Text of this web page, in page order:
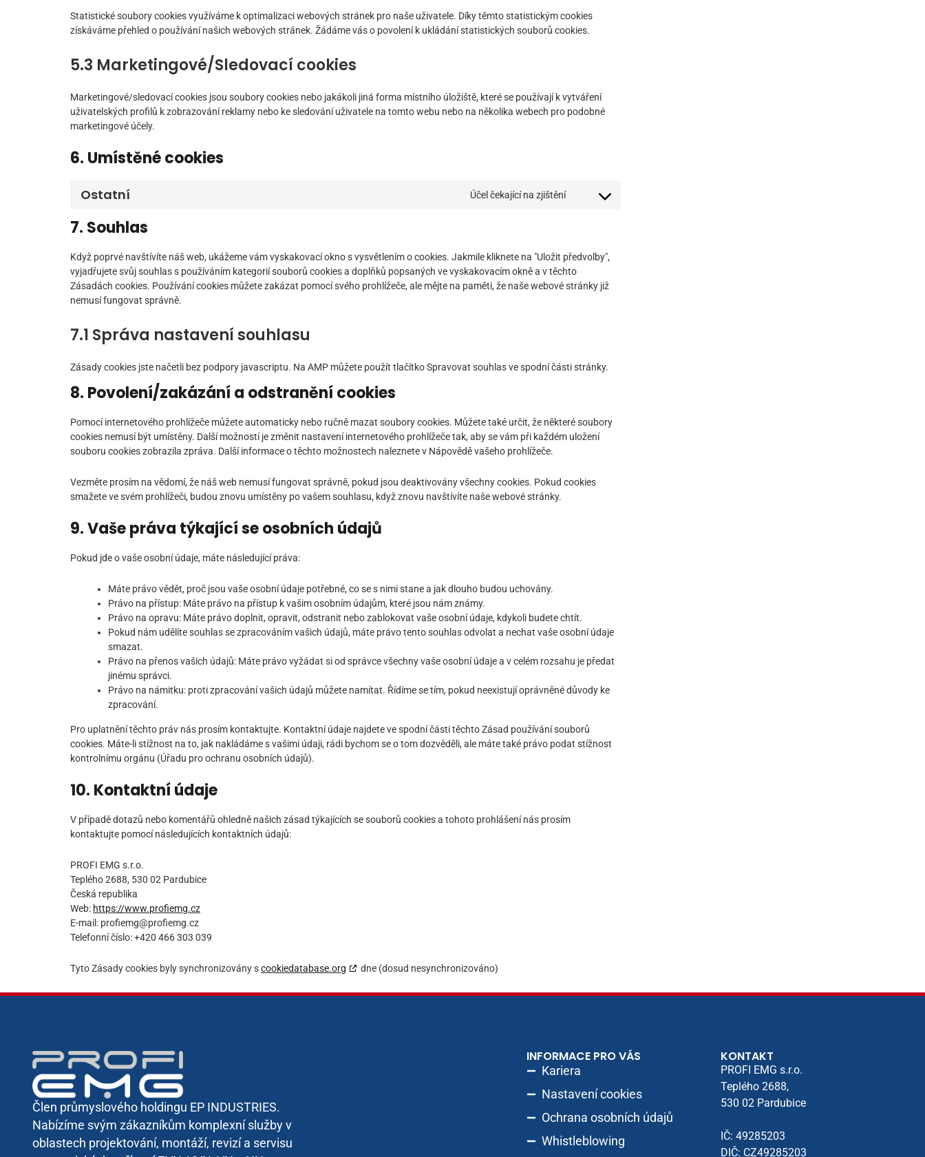
Statistické soubory cookies využíváme k optimalizaci webových stránek pro naše uživatele. Díky těmto statistickým cookies
získáváme přehled o používání našich webových stránek. Žádáme vás o povolení k ukládání statistických souborů cookies.
5.3 Marketingové/Sledovací cookies
Marketingové/sledovací cookies jsou soubory cookies nebo jakákoli jiná forma místního úložiště, které se používají k vytváření
uživatelských profilů k zobrazování reklamy nebo ke sledování uživatele na tomto webu nebo na několika webech pro podobné
marketingové účely.
6. Umístěné cookies
Ostatní Účel čekající na zjištění
7. Souhlas
Když poprvé navštívíte náš web, ukážeme vám vyskakovací okno s vysvětlením o cookies. Jakmile kliknete na "Uložit předvolby",
vyjadřujete svůj souhlas s používáním kategorií souborů cookies a doplňků popsaných ve vyskakovacím okně a v těchto
Zásadách cookies. Používání cookies můžete zakázat pomocí svého prohlížeče, ale mějte na paměti, že naše webové stránky již
nemusí fungovat správně.
7.1 Správa nastavení souhlasu
Zásady cookies jste načetli bez podpory javascriptu. Na AMP můžete použít tlačítko Spravovat souhlas ve spodní části stránky.
8. Povolení/zakázání a odstranění cookies
Pomocí internetového prohlížeče můžete automaticky nebo ručně mazat soubory cookies. Můžete také určit, že některé soubory
cookies nemusí být umístěny. Další možností je změnit nastavení internetového prohlížeče tak, aby se vám při každém uložení
souboru cookies zobrazila zpráva. Další informace o těchto možnostech naleznete v Nápovědě vašeho prohlížeče.
Vezměte prosím na vědomí, že náš web nemusí fungovat správně, pokud jsou deaktivovány všechny cookies. Pokud cookies
smažete ve svém prohlížeči, budou znovu umístěny po vašem souhlasu, když znovu navštívíte naše webové stránky.
9. Vaše práva týkající se osobních údajů
Pokud jde o vaše osobní údaje, máte následující práva:
Máte právo vědět, proč jsou vaše osobní údaje potřebné, co se s nimi stane a jak dlouho budou uchovány.
Právo na přístup: Máte právo na přístup k vašim osobním údajům, které jsou nám známy.
Právo na opravu: Máte právo doplnit, opravit, odstranit nebo zablokovat vaše osobní údaje, kdykoli budete chtít.
Pokud nám udělíte souhlas se zpracováním vašich údajů, máte právo tento souhlas odvolat a nechat vaše osobní údaje
smazat.
Právo na přenos vašich údajů: Máte právo vyžádat si od správce všechny vaše osobní údaje a v celém rozsahu je předat
jinému správci.
Právo na námitku: proti zpracování vašich údajů můžete namítat. Řídíme se tím, pokud neexistují oprávněné důvody ke
zpracování.
Pro uplatnění těchto práv nás prosím kontaktujte. Kontaktní údaje najdete ve spodní části těchto Zásad používání souborů
cookies. Máte-li stížnost na to, jak nakládáme s vašimi údaji, rádi bychom se o tom dozvěděli, ale máte také právo podat stížnost
kontrolnímu orgánu (Úřadu pro ochranu osobních údajů).
10. Kontaktní údaje
V případě dotazů nebo komentářů ohledně našich zásad týkajících se souborů cookies a tohoto prohlášení nás prosím
kontaktujte pomocí následujících kontaktních údajů:
PROFI EMG s.r.o.
Teplého 2688, 530 02 Pardubice
Česká republika
Web: https://www.profiemg.cz
E-mail: profiemg@profiemg.cz
Telefonní číslo: +420 466 303 039
Tyto Zásady cookies byly synchronizovány scookiedatabase.org dne (dosud nesynchronizováno)
Člen průmyslového holdingu EP INDUSTRIES.
Nabízíme svým zákazníkům komplexní služby v
oblastech projektování, montáží, revizí a servisu
INFORMACE PRO VÁS
Kariera
Nastavení cookies
Ochrana osobních údajů
Whistleblowing
KONTAKT
PROFI EMG s.r.o.
Teplého 2688,
530 02 Pardubice
IČ: 49285203
DIČ: CZ49285203